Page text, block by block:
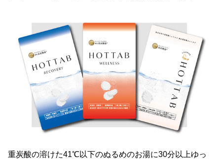
重炭酸の溶けた41℃以下のぬるめのお湯に30分以上ゆっ